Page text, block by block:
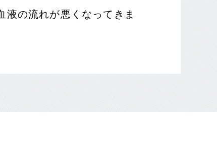
の流れが悪くなってきま